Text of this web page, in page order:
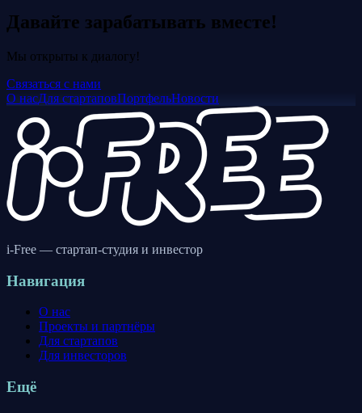
Давайте зарабатывать вместе!
Мы открыты к диалогу!
Связаться с нами
О насДля стартаповПортфельНовости
i-Free — стартап-студия и инвестор
Навигация
О нас
Проекты и партнёры
Для стартапов
Для инвесторов
Ещё